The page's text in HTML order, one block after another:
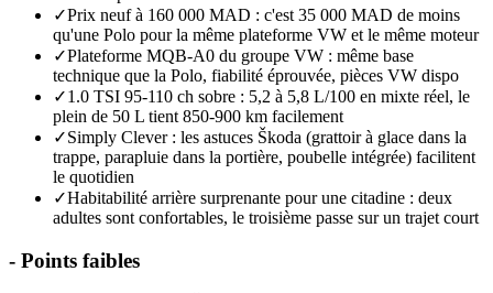
✓Prix neuf à 160 000 MAD : c'est 35 000 MAD de moins
qu'une Polo pour la même plateforme VW et le même moteur
✓Plateforme MQB-A0 du groupe VW : même base
technique que la Polo, fiabilité éprouvée, pièces VW dispo
✓1.0 TSI 95-110 ch sobre : 5,2 à 5,8 L/100 en mixte réel, le
plein de 50 L tient 850-900 km facilement
✓Simply Clever : les astuces Škoda (grattoir à glace dans la
trappe, parapluie dans la portière, poubelle intégrée) facilitent
le quotidien
✓Habitabilité arrière surprenante pour une citadine : deux
adultes sont confortables, le troisième passe sur un trajet court
- Points faibles